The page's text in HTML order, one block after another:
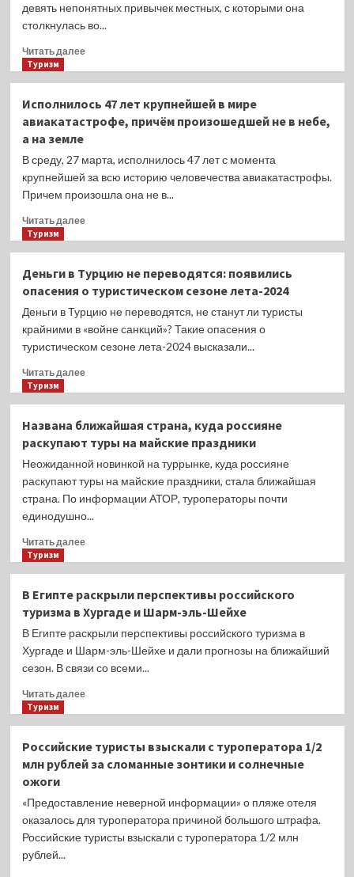
самым
дешёвым
девять непонятных привычек местных, с которыми она
столкнулась во...
Читать далееПрочитать
«белую»
женщину:
назвала
9
непонятных
Узбекистане
Туризм
Исполнилось 47 лет крупнейшей в мире
авиакатастрофе, причём произошедшей не в небе,
а на земле
В среду, 27 марта, исполнилось 47 лет с момента
крупнейшей за всю историю человечества авиакатастрофы.
Причем произошла она не в...
Читать далееПрочитать
47
лет
крупнейшей
авиакатастрофе,
причём
небе,
а
на
Туризм
Деньги в Турцию не переводятся: появились
опасения о туристическом сезоне лета-2024
Деньги в Турцию не переводятся, не станут ли туристы
крайними в «войне санкций»? Такие опасения о
туристическом сезоне лета-2024 высказали...
Читать далееПрочитать
в
Турцию
не
переводятся:
появились
опасения
о
лета-2024
Туризм
Названа ближайшая страна, куда россияне
раскупают туры на майские праздники
Неожиданной новинкой на туррынке, куда россияне
раскупают туры на майские праздники, стала ближайшая
страна. По информации АТОР, туроператоры почти
единодушно...
Читать далееПрочитать
ближайшая
страна,
куда
россияне
раскупают
туры
на
Туризм
В Египте раскрыли перспективы российского
туризма в Хургаде и Шарм-эль-Шейхе
В Египте раскрыли перспективы российского туризма в
Хургаде и Шарм-эль-Шейхе и дали прогнозы на ближайший
сезон. В связи со всеми...
Читать далееПрочитать
Египте
раскрыли
в
Хургаде
Туризм
Российские туристы взыскали с туроператора 1/2
млн рублей за сломанные зонтики и солнечные
ожоги
«Предоставление неверной информации» о пляже отеля
оказалось для туроператора причиной большого штрафа.
Российские туристы взыскали с туроператора 1/2 млн
рублей...